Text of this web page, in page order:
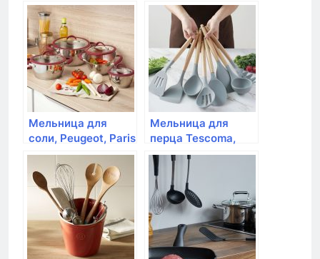
Tescoma, VIRGO 16
см
VIRGO 14 см
Мельница для
соли, Peugeot, Paris
St-Steel ,18 см,
нержавеющая
сталь
Мельница для
перца Tescoma,
VIRGO 16 см